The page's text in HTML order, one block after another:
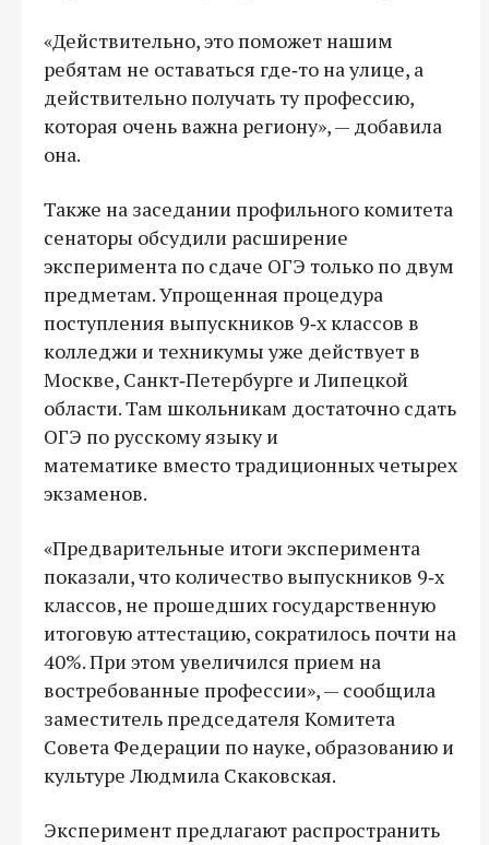
«Действительно, это поможет нашим
ребятам не оставаться где‑то на улице, а
действительно получать ту профессию,
которая очень важна региону», — добавила
она.
Также на заседании профильного комитета
сенаторы обсудили расширение
эксперимента по сдаче ОГЭ только по двум
предметам. Упрощенная процедура
поступления выпускников 9‑х классов в
колледжи и техникумы уже действует в
Москве, Санкт‑Петербурге и Липецкой
области. Там школьникам достаточно сдать
ОГЭ по русскому языку и
математике вместо традиционных четырех
экзаменов.
«Предварительные итоги эксперимента
показали, что количество выпускников 9‑х
классов, не прошедших государственную
итоговую аттестацию, сократилось почти на
40%. При этом увеличился прием на
востребованные профессии», — сообщила
заместитель председателя Комитета
Совета Федерации по науке, образованию и
культуре Людмила Скаковская.
Эксперимент предлагают распространить